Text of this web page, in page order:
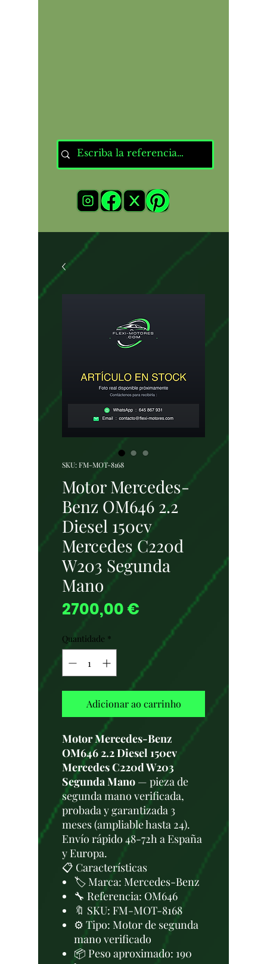
SKU: FM-MOT-8168
Motor Mercedes-
Benz OM646 2.2
Diesel 150cv
Mercedes C220d
W203 Segunda
Mano
2700,00 €
Quantidade *
Adicionar ao carrinho
Motor Mercedes-Benz
OM646 2.2 Diesel 150cv
Mercedes C220d W203
Segunda Mano — pieza de
segunda mano verificada,
probada y garantizada 3
meses (ampliable hasta 24).
Envío rápido 48-72h a España
y Europa.
📋 Características
🏷️ Marca: Mercedes-Benz
🔧 Referencia: OM646
🔖 SKU: FM-MOT-8168
⚙️ Tipo: Motor de segunda
mano verificado
📦 Peso aproximado: 190